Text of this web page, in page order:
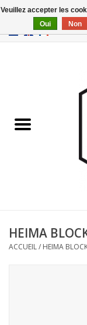
EUR/
Gadgets
HEIMA
ACCUEIL/ HEIMA
Veuillez accepter les
Oui
Non